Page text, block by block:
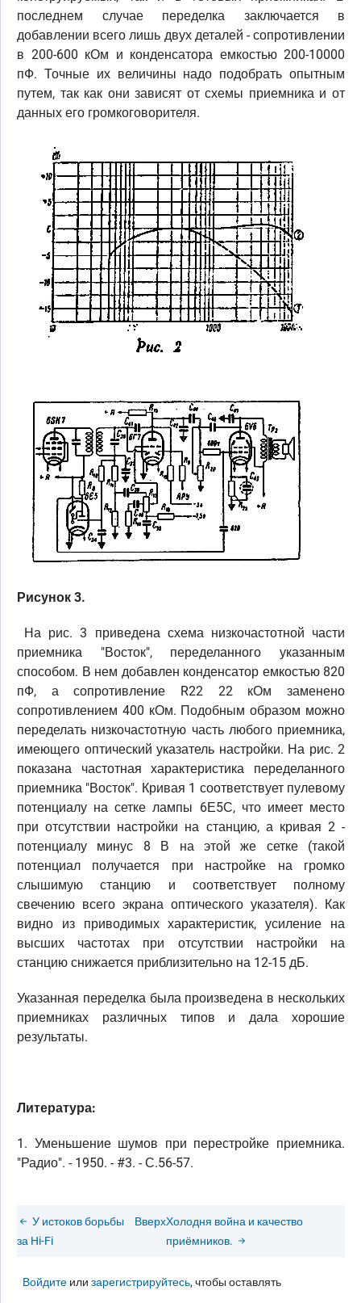
последнем случае переделка заключается в
добавлении всего лишь двух деталей - сопротивлении
в 200-600 кОм и конденсатора емкостью 200-10000
пФ. Точные их величины надо подобрать опытным
путем, так как они зависят от схемы приемника и от
данных его громкоговорителя.
Рисунок 3.
На рис. 3 приведена схема низкочастотной части
приемника "Восток", переделанного указанным
способом. В нем добавлен конденсатор емкостью 820
пФ, а сопротивление R22 22 кОм заменено
сопротивлением 400 кОм. Подобным образом можно
переделать низкочастотную часть любого приемника,
имеющего оптический указатель настройки. На рис. 2
показана частотная характеристика переделанного
приемника "Восток". Кривая 1 соответствует пулевому
потенциалу на сетке лампы 6Е5С, что имеет место
при отсутствии настройки на станцию, а кривая 2 -
потенциалу минус 8 В на этой же сетке (такой
потенциал получается при настройке на громко
слышимую станцию и соответствует полному
свечению всего экрана оптического указателя). Как
видно из приводимых характеристик, усиление на
высших частотах при отсутствии настройки на
станцию снижается приблизительно на 12-15 дБ.
Указанная переделка была произведена в нескольких
приемниках различных типов и дала хорошие
результаты.
Литература:
1. Уменьшение шумов при перестройке приемника.
"Радио". - 1950. - #3. - С.56-57.
У истоков борьбы
за Hi-Fi
ВверхХолодня война и качество
приёмников.
Войдите илизарегистрируйтесь, чтобы оставлять